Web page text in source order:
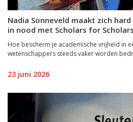
Nadia Sonneveld maakt zich
in nood met Scholars for Scholars
Hoe bescherm je academische vrijheid in
wetenschappers steeds vaker worden
23 juni 2026